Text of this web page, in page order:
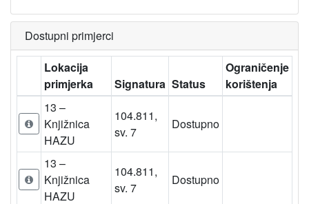
Dostupni primjerci
Lokacija
primjerka
Signatura Status
Ograničenje
korištenja
13 –
Knjižnica
HAZU
104.811,
sv. 7
Dostupno
13 –
Knjižnica
HAZU
104.811,
sv. 7
Dostupno